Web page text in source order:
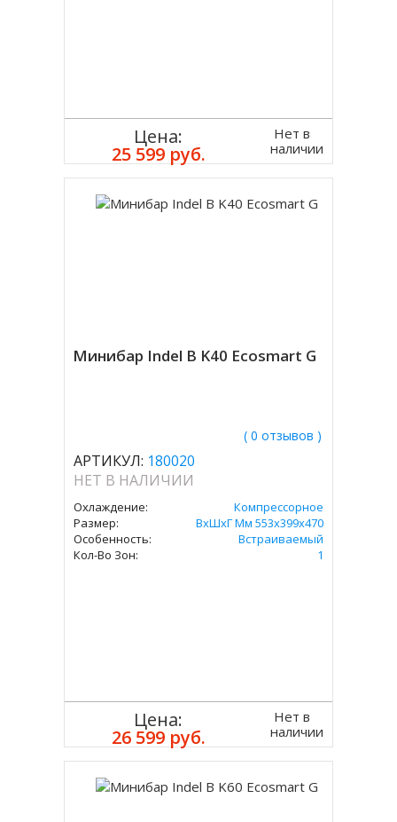
Цена:
25 599 руб.
Нет в
наличии
Минибар Indel B K40 Ecosmart G
( 0 отзывов )
АРТИКУЛ: 180020
НЕТ В НАЛИЧИИ
Охлаждение:
Компрессорное
Размер:
ВxШxГ Мм 553х399х470
Особенность:
Встраиваемый
Кол-Во Зон:
1
Цена:
26 599 руб.
Нет в
наличии